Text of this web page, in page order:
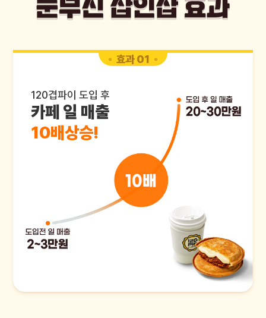
효과 01
120겹파이 도입 후
카페 일 매출
10배상승!